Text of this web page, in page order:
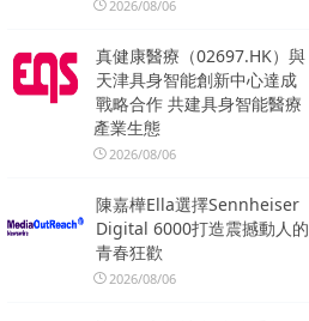
2026/08/06
真健康醫療（02697.HK）與
天津具身智能創新中心達成
戰略合作 共建具身智能醫療
產業生態
2026/08/06
陳嘉樺Ella選擇Sennheiser
Digital 6000打造震撼動人的
青春狂歡
2026/08/06